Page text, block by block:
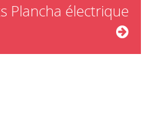
Plancha électrique